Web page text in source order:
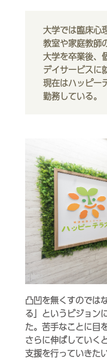
大学では臨床心
教室や家庭教師
大学を卒業後、
デイサービスに
現在はハッピー
勤務している。
凸凹を無くすのでは
る」というビジョン
た。苦手なことに目
さらに伸ばしていく
支援を行っていきた